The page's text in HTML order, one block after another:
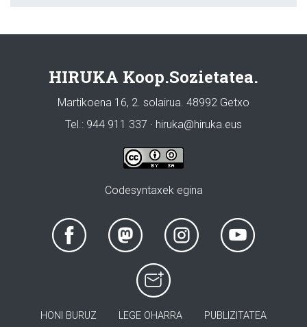
HIRUKA Koop.Sozietatea.
Martikoena 16, 2. solairua. 48992 Getxo
Tel.: 944 911 337 · hiruka@hiruka.eus
Codesyntaxek egina
HONI BURUZ LEGE OHARRA PUBLIZITATEA